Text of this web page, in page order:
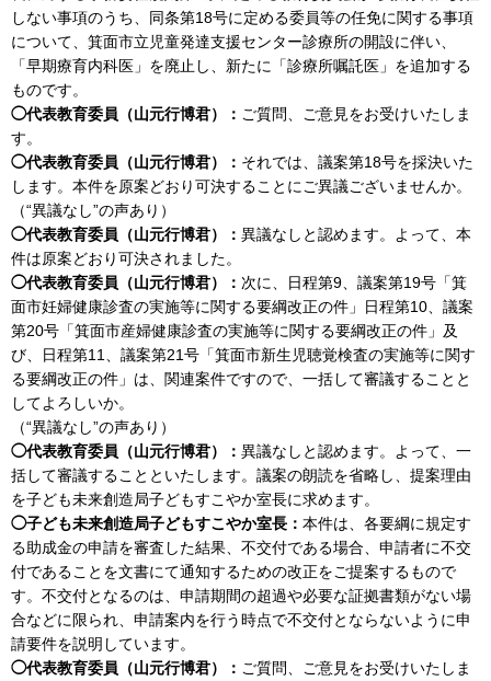
しない事項のうち、同条第18号に定める委員等の任免に関する事項
について、箕面市立児童発達支援センター診療所の開設に伴い、
「早期療育内科医」を廃止し、新たに「診療所嘱託医」を追加する
ものです。
◯代表教育委員（山元行博君）： ご質問、ご意見をお受けいたしま
す。
◯代表教育委員（山元行博君）： それでは、議案第18号を採決いた
します。本件を原案どおり可決することにご異議ございませんか。
（“異議なし”の声あり）
◯代表教育委員（山元行博君）： 異議なしと認めます。よって、本
件は原案どおり可決されました。
◯代表教育委員（山元行博君）： 次に、日程第9、議案第19号「箕
面市妊婦健康診査の実施等に関する要綱改正の件」日程第10、議案
第20号「箕面市産婦健康診査の実施等に関する要綱改正の件」及
び、日程第11、議案第21号「箕面市新生児聴覚検査の実施等に関す
る要綱改正の件」は、関連案件ですので、一括して審議することと
してよろしいか。
（“異議なし”の声あり）
◯代表教育委員（山元行博君）： 異議なしと認めます。よって、一
括して審議することといたします。議案の朗読を省略し、提案理由
を子ども未来創造局子どもすこやか室長に求めます。
◯子ども未来創造局子どもすこやか室長： 本件は、各要綱に規定す
る助成金の申請を審査した結果、不交付である場合、申請者に不交
付であることを文書にて通知するための改正をご提案するもので
す。不交付となるのは、申請期間の超過や必要な証拠書類がない場
合などに限られ、申請案内を行う時点で不交付とならないように申
請要件を説明しています。
◯代表教育委員（山元行博君）： ご質問、ご意見をお受けいたしま